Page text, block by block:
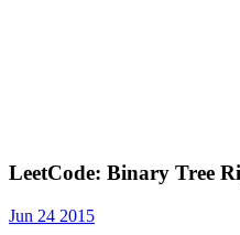
LeetCode: Binary Tree
Jun 24 2015